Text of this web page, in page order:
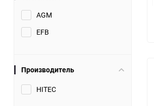
AGM
EFB
Производитель
HITEC